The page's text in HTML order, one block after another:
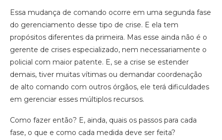
Essa mudança de comando ocorre em uma segunda fase
do gerenciamento desse tipo de crise. E ela tem
propósitos diferentes da primeira. Mas esse ainda não é o
gerente de crises especializado, nem necessariamente o
policial com maior patente. E, se a crise se estender
demais, tiver muitas vítimas ou demandar coordenação
de alto comando com outros órgãos, ele terá dificuldades
em gerenciar esses múltiplos recursos.
Como fazer então? E, ainda, quais os passos para cada
fase, o que e como cada medida deve ser feita?